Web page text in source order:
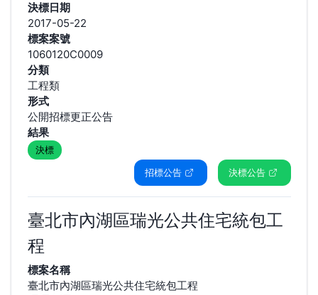
決標日期
2017-05-22
標案案號
1060120C0009
分類
工程類
形式
公開招標更正公告
結果
決標
招標公告
決標公告
臺北市內湖區瑞光公共住宅統包工
程
標案名稱
臺北市內湖區瑞光公共住宅統包工程